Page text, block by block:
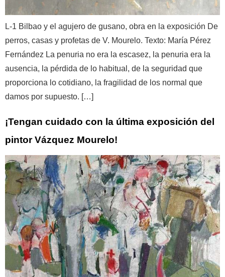
L-1 Bilbao y el agujero de gusano, obra en la exposición De
perros, casas y profetas de V. Mourelo. Texto: María Pérez
Fernández La penuria no era la escasez, la penuria era la
ausencia, la pérdida de lo habitual, de la seguridad que
proporciona lo cotidiano, la fragilidad de los normal que
damos por supuesto. […]
¡Tengan cuidado con la última exposición del
pintor Vázquez Mourelo!